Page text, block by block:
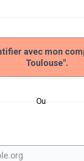
avec mon
Toulouse".
Ou
obligatoire